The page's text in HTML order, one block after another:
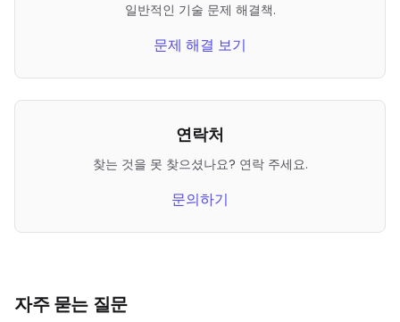
일반적인 기술 문제 해결책.
문제 해결 보기
연락처
찾는 것을 못 찾으셨나요? 연락 주세요.
문의하기
자주 묻는 질문